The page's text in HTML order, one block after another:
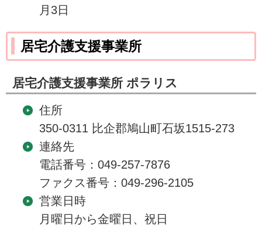
月3日
居宅介護支援事業所
居宅介護支援事業所 ポラリス
住所
350-0311 比企郡鳩山町石坂1515-273
連絡先
電話番号：049-257-7876
ファクス番号：049-296-2105
営業日時
月曜日から金曜日、祝日